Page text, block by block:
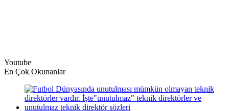
Youtube
En Çok Okunanlar